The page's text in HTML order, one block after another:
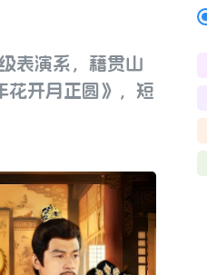
表演系，籍贯山
花开月正圆》，短